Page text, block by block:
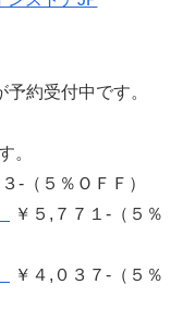
約受付中です。
。
-（５％ＯＦＦ）
￥５,７７１-（５％
￥４,０３７-（５％